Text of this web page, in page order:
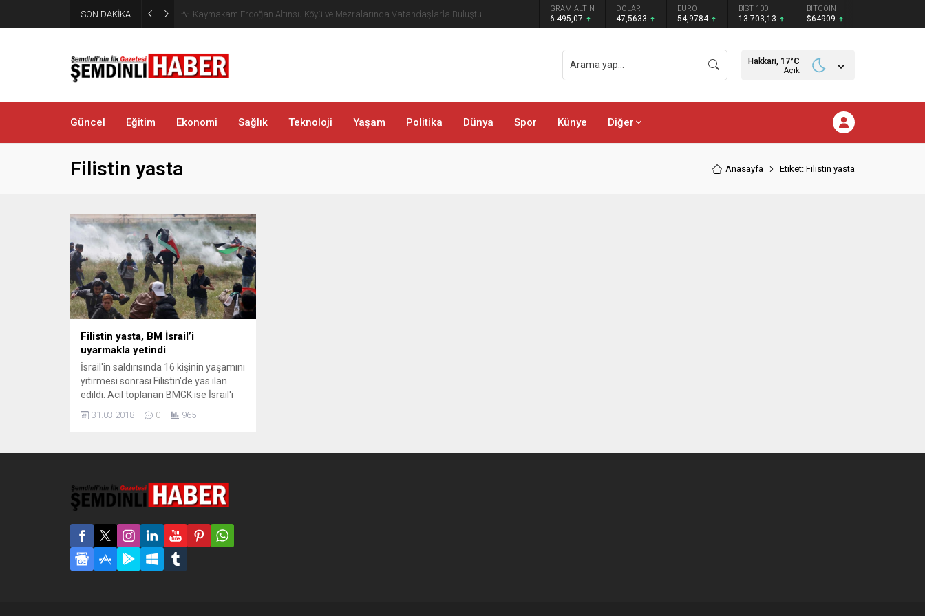
SON DAKİKA Kaymakam Erdoğan Altınsu Köyü ve Mezralarında Vatandaşlarla Buluştu GRAM ALTIN
6.495,07
DOLAR
47,5633
EURO
54,9784
BIST 100
13.703,13
BITCOIN
$64909
Hakkari, 17°C
Açık
Güncel Eğitim Ekonomi Sağlık Teknoloji Yaşam Politika Dünya Spor Künye Diğer
Filistin yasta Anasayfa Etiket: Filistin yasta
Filistin yasta, BM İsrail’i
uyarmakla yetindi
İsrail'in saldırısında 16 kişinin yaşamını
yitirmesi sonrası Filistin'de yas ilan
edildi. Acil toplanan BMGK ise İsrail'i
Filistinlinin ölümüyle sonuçlanan
bir soruşturma” talep etti. İsrail’e uyarı
dışında...
31.03.2018 0 965